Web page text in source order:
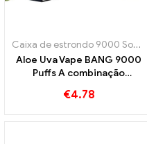
Caixa de estrondo 9000 Sopro
Aloe Uva Vape BANG 9000
Puffs A combinação
€4.78